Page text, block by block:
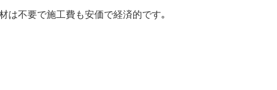
は不要で施工費も安価で経済的です｡